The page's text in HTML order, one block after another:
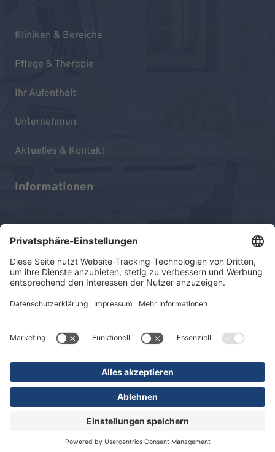
Kliniken & Bereiche
Pflege & Therapie
Ihr Aufenthalt
Unternehmen
Aktuelles & Kontakt
Informationen
Impressum
Datenschutz
Sitemap
© 2026 KLINIKEN DR. ERLER